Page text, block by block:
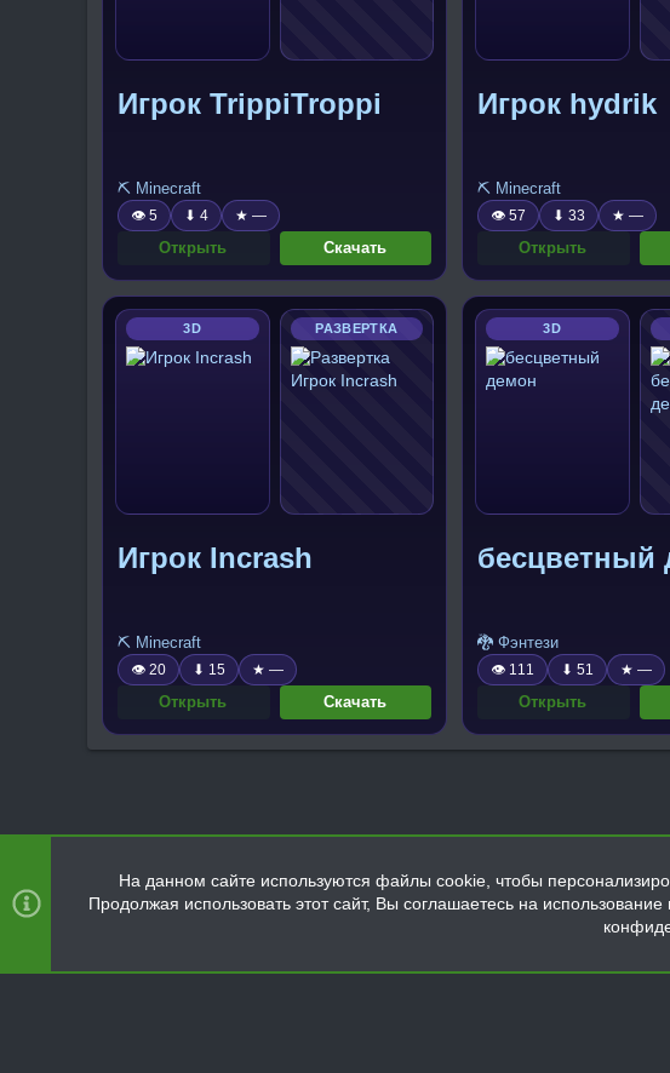
Игрок TrippiTroppi
⛏️ Minecraft
👁 5 ⬇ 4 ★ —
Открыть Скачать
Игрок hydrik
⛏️ Minecraft
👁 57 ⬇ 33 ★ —
Открыть
3D РАЗВЕРТКА
Игрок Incrash
⛏️ Minecraft
👁 20 ⬇ 15 ★ —
Открыть Скачать
3D
бесцветный
🐉 Фэнтези
👁 111 ⬇ 51 ★ —
Открыть
На данном сайте используются файлы cookie, чтобы
Продолжая использовать этот сайт, Вы соглашаетесь на